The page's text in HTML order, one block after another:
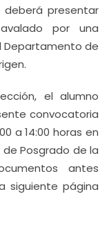
presentar
por una
Departamento de
el alumno
convocatoria
a 14:00 horas en
de Posgrado de la
antes
siguiente página